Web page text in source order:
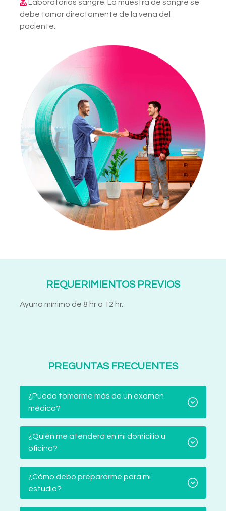
Laboratorios sangre: La muestra de sangre se
debe tomar directamente de la vena del
paciente.
REQUERIMIENTOS PREVIOS
Ayuno mínimo de 8 hr a 12 hr.
PREGUNTAS FRECUENTES
¿Puedo tomarme más de un examen
médico?
¿Quién me atenderá en mi domicilio u
oficina?
¿Cómo debo prepararme para mi
estudio?